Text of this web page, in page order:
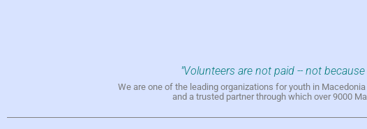
"Volunteers are not paid -- not
We are one of the leading organizations for youth in
and a trusted partner through which over 9000